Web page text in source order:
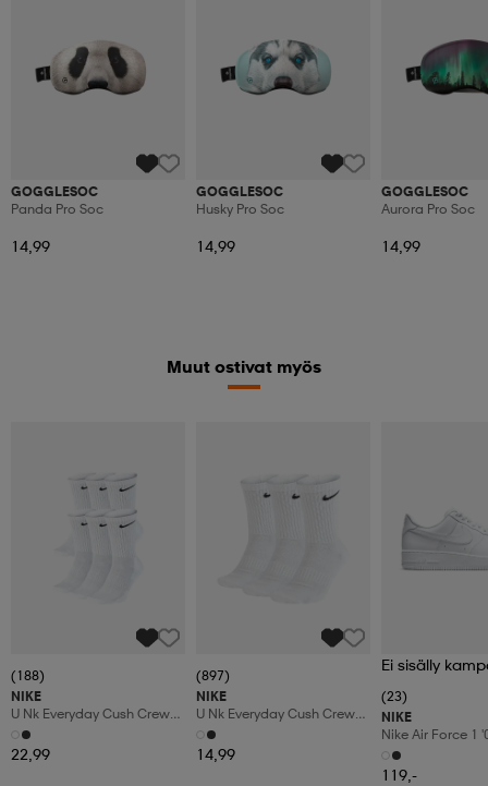
GOGGLESOC
Panda Pro Soc
14,99
GOGGLESOC
Husky Pro Soc
14,99
GOGGLESOC
Aurora Pro Soc
14,99
Muut ostivat myös
(188)
NIKE
U Nk Everyday Cush Crew
6pr-Bd
22,99
(897)
NIKE
U Nk Everyday Cush Crew
3pr
14,99
Ei sisälly
(23)
NIKE
Nike Air Force 1
Shoes
119,-